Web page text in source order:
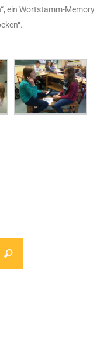
ein Wortstamm-Memory